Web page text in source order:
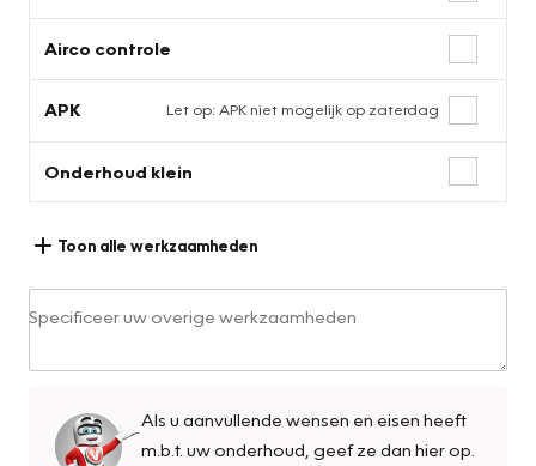
Airco controle
APK Let op: APK niet mogelijk op zaterdag
Onderhoud klein
Toon alle werkzaamheden
Specificeer uw overige werkzaamheden
Als u aanvullende wensen en eisen heeft
m.b.t. uw onderhoud, geef ze dan hier op.